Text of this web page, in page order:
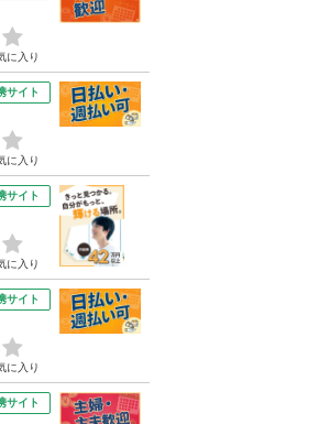
に入り
サイト
に入り
サイト
に入り
サイト
に入り
サイト